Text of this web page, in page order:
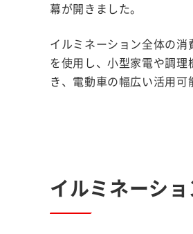
幕が開きました。
イルミネーション全体の消
を使用し、小型家電や調
き、電動車の幅広い活用可
イルミネーシ